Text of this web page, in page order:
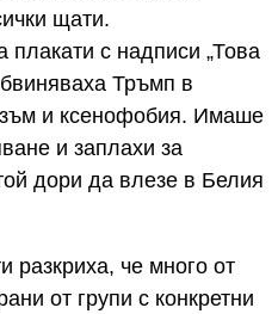
щати.
с надписи „Това
Тръмп в
и ксенофобия. Имаше
и заплахи за
дори да влезе в Белия
разкриха, че много от
от групи с конкретни